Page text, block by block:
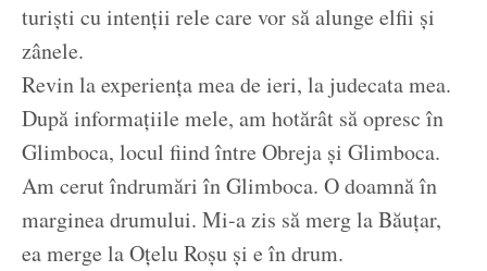
turiști cu intenții rele care vor să alunge elfii și
zânele.
Revin la experiența mea de ieri, la judecata mea.
După informațiile mele, am hotărât să opresc în
Glimboca, locul fiind între Obreja și Glimboca.
Am cerut îndrumări în Glimboca. O doamnă în
marginea drumului. Mi-a zis să merg la Băuțar,
ea merge la Oțelu Roșu și e în drum.